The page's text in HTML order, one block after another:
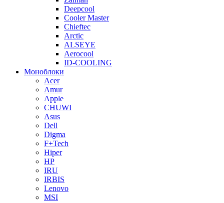
Deepcool
Cooler Master
Chieftec
Arctic
ALSEYE
Aerocool
ID-COOLING
Моноблоки
Acer
Amur
Apple
CHUWI
Asus
Dell
Digma
F+Tech
Hiper
HP
IRU
IRBIS
Lenovo
MSI